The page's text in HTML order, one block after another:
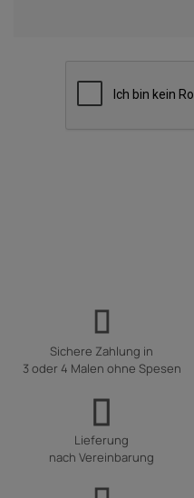
Sichere Zahlung in
3 oder 4 Malen ohne Spesen
Lieferung
nach Vereinbarung